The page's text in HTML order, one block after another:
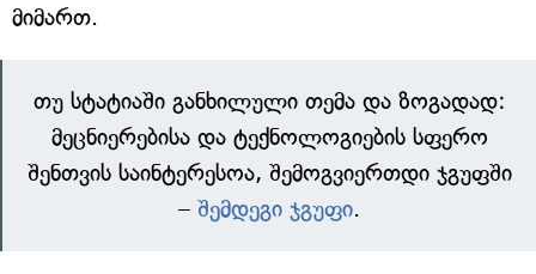
მიმართ.
თუ სტატიაში განხილული თემა და ზოგადად:
მეცნიერებისა და ტექნოლოგიების სფერო
შენთვის საინტერესოა, შემოგვიერთდი ჯგუფში
– შემდეგი ჯგუფი.